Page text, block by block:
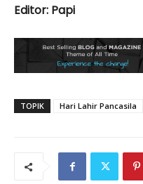
Editor: Papi
TOPIK Hari Lahir Pancasila